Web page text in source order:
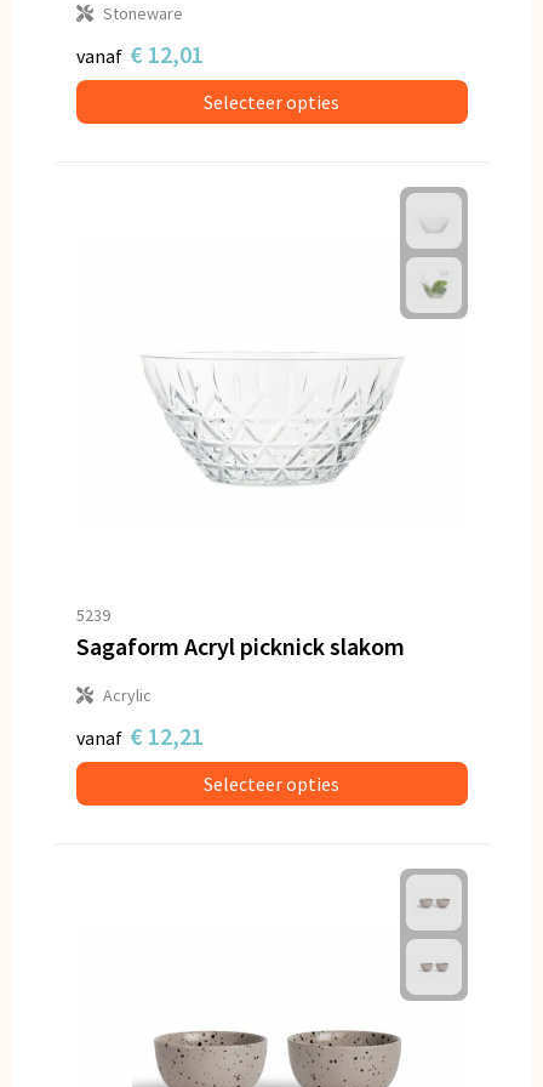
Stoneware
vanaf € 12,01
Selecteer opties
5239
Sagaform Acryl picknick slakom
Acrylic
vanaf € 12,21
Selecteer opties